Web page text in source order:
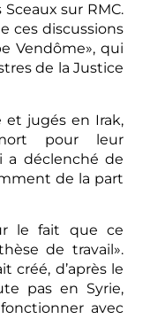
sur RMC.
ces discussions
Vendôme», qui
de la Justice
et jugés en Irak,
pour leur
a déclenché de
de la part
le fait que ce
de travail».
créé, d’après le
pas en Syrie,
avec